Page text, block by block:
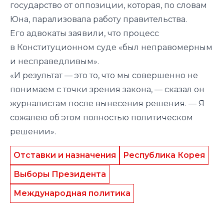
государство от оппозиции, которая, по словам
Юна, парализовала работу правительства.
Его адвокаты заявили, что процесс
в Конституционном суде «был неправомерным
и несправедливым».
«И результат — это то, что мы совершенно не
понимаем с точки зрения закона, — сказал он
журналистам после вынесения решения. — Я
сожалею об этом полностью политическом
решении».
Отставки и назначения
Республика Корея
Выборы Президента
Международная политика